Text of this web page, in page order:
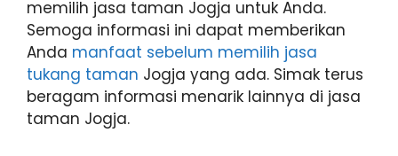
memilih jasa taman Jogja untuk Anda.
Semoga informasi ini dapat memberikan
Anda manfaat sebelum memilih jasa
tukang taman Jogja yang ada. Simak terus
beragam informasi menarik lainnya di jasa
taman Jogja.